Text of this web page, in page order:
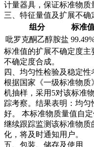
计量器具，保证标准物质
三、特征量值及扩展不确
组分
标准
吡罗克酮乙醇胺盐
标准值的扩展不确定度
不确定度合成。
四、均匀性检验及稳定性
根据国家《一级标准物
机抽样，采用5对该标准
踪考察。结果表明：均匀
好。 本标准物质量值自
继续跟踪监测该标准物
化，将及时通知用户。
五、包装、储存及使用